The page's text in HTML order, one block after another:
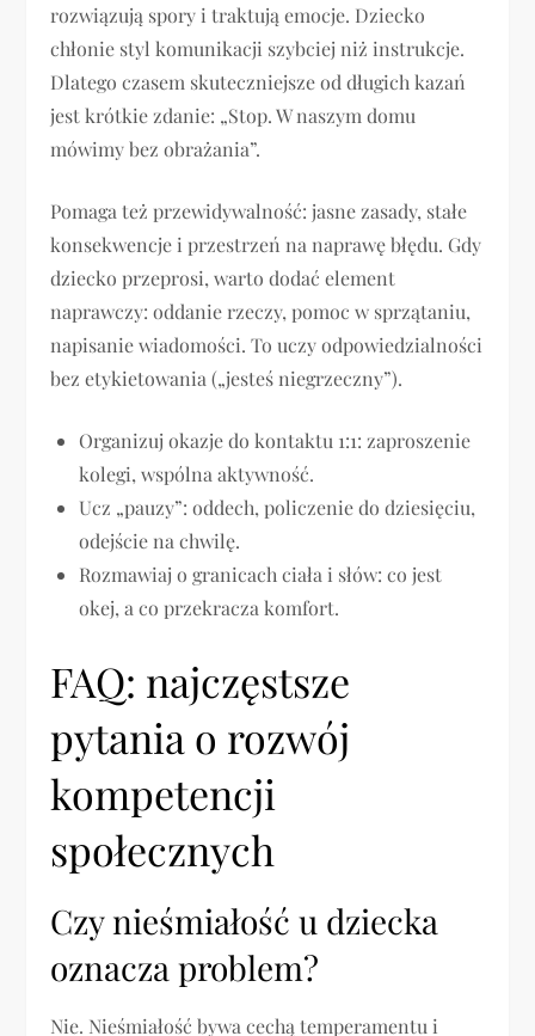
rozwiązują spory i traktują emocje. Dziecko
chłonie styl komunikacji szybciej niż instrukcje.
Dlatego czasem skuteczniejsze od długich kazań
jest krótkie zdanie: „Stop. W naszym domu
mówimy bez obrażania”.
Pomaga też przewidywalność: jasne zasady, stałe
konsekwencje i przestrzeń na naprawę błędu. Gdy
dziecko przeprosi, warto dodać element
naprawczy: oddanie rzeczy, pomoc w sprzątaniu,
napisanie wiadomości. To uczy odpowiedzialności
bez etykietowania („jesteś niegrzeczny”).
Organizuj okazje do kontaktu 1:1: zaproszenie
kolegi, wspólna aktywność.
Ucz „pauzy”: oddech, policzenie do dziesięciu,
odejście na chwilę.
Rozmawiaj o granicach ciała i słów: co jest
okej, a co przekracza komfort.
FAQ: najczęstsze
pytania o rozwój
kompetencji
społecznych
Czy nieśmiałość u dziecka
oznacza problem?
Nie. Nieśmiałość bywa cechą temperamentu i